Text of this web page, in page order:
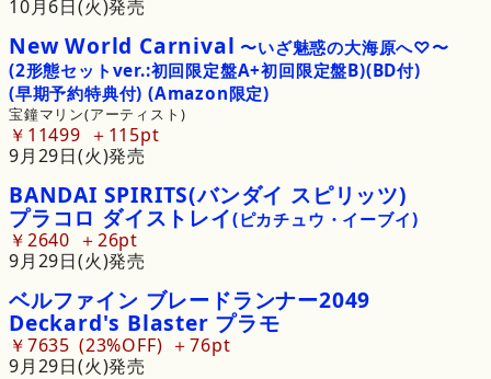
10月6日(火)発売
New World Carnival 〜いざ魅惑の大海原へ♡〜
(2形態セットver.:初回限定盤A+初回限定盤B)(BD付)
(早期予約特典付) (Amazon限定)
宝鐘マリン(アーティスト)
￥11499
115pt
9月29日(火)発売
BANDAI SPIRITS(バンダイ スピリッツ)
プラコロ ダイストレイ(ピカチュウ・イーブイ)
￥2640
26pt
9月29日(火)発売
ベルファイン ブレードランナー2049
Deckard's Blaster プラモ
￥7635 23%OFF
76pt
9月29日(火)発売